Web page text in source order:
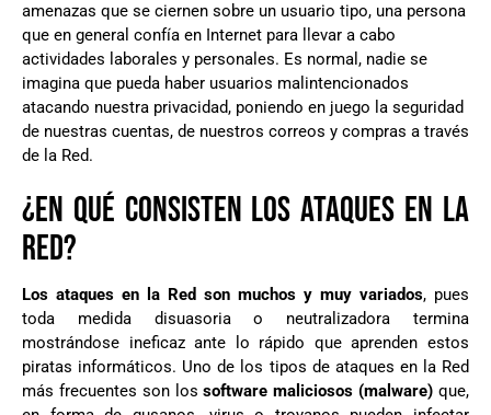
amenazas que se ciernen sobre un usuario tipo, una persona
que en general confía en Internet para llevar a cabo
actividades laborales y personales. Es normal, nadie se
imagina que pueda haber usuarios malintencionados
atacando nuestra privacidad, poniendo en juego la seguridad
de nuestras cuentas, de nuestros correos y compras a través
de la Red.
¿EN QUÉ CONSISTEN LOS ATAQUES EN LA
RED?
Los ataques en la Red son muchos y muy variados, pues
toda medida disuasoria o neutralizadora termina
mostrándose ineficaz ante lo rápido que aprenden estos
piratas informáticos. Uno de los tipos de ataques en la Red
más frecuentes son lossoftware maliciosos (malware) que,